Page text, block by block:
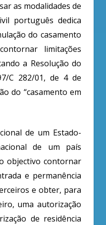
as modalidades de
português dedica
do casamento
limitações
a Resolução do
C 282/01, de 4 de
do “casamento em
de um Estado-
de um país
objectivo contornar
e permanência
e obter, para
uma autorização
de residência